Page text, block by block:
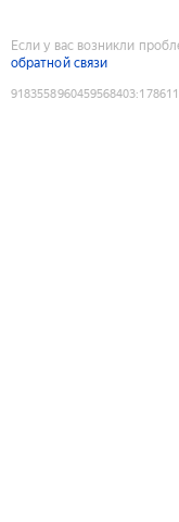
Если у вас возникли
обратной связи
9183558960459568403: